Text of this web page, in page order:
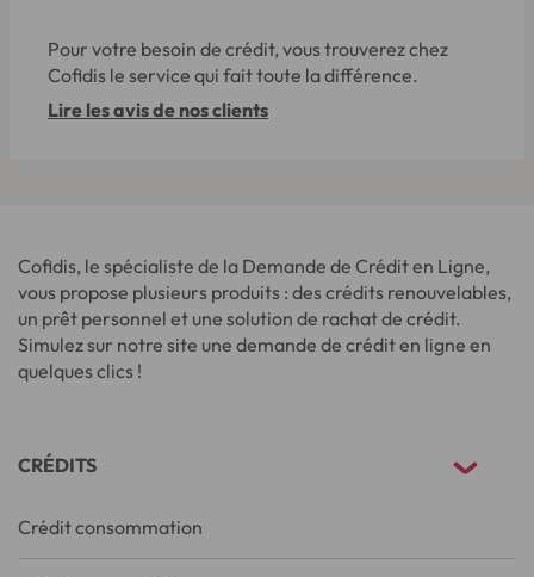
Pour votre besoin de crédit, vous trouverez chez
Cofidis le service qui fait toute la différence.
Lire les avis de nos clients
Cofidis, le spécialiste de la Demande de Crédit en Ligne,
vous propose plusieurs produits : des crédits renouvelables,
un prêt personnel et une solution de rachat de crédit.
Simulez sur notre site une demande de crédit en ligne en
quelques clics !
CRÉDITS
Crédit consommation